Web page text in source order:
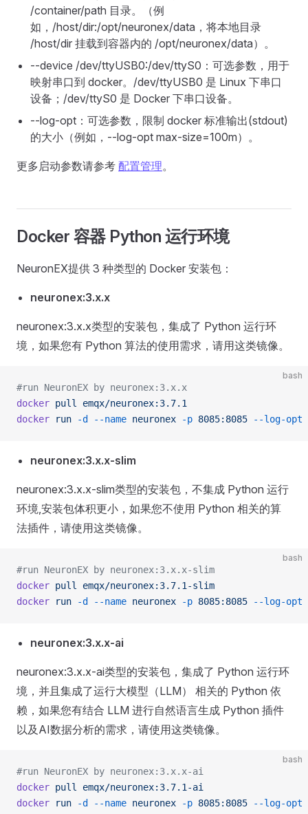
/container/path 目录。（例
如，/host/dir:/opt/neuronex/data，将本地目录
/host/dir 挂载到容器内的 /opt/neuronex/data）。
--device /dev/ttyUSB0:/dev/ttyS0：可选参数，用于
映射串口到 docker。/dev/ttyUSB0 是 Linux 下串口
设备；/dev/ttyS0 是 Docker 下串口设备。
--log-opt：可选参数，限制 docker 标准输出(stdout)
的大小（例如，--log-opt max-size=100m）。
更多启动参数请参考 配置管理。
Docker 容器 Python 运行环境
NeuronEX提供 3 种类型的 Docker 安装包：
neuronex:3.x.x
neuronex:3.x.x类型的安装包，集成了 Python 运行环
境，如果您有 Python 算法的使用需求，请用这类镜像。
bash
#run NeuronEX by neuronex:3.x.x
docker pull
emqx/neuronex:3.7.1
docker run -d --name neuronex -p 8085:8085 --log-opt
neuronex:3.x.x-slim
neuronex:3.x.x-slim类型的安装包，不集成 Python 运行
环境,安装包体积更小，如果您不使用 Python 相关的算
法插件，请使用这类镜像。
bash
#run NeuronEX by neuronex:3.x.x-slim
docker pull
emqx/neuronex:3.7.1-slim
docker run -d --name neuronex -p 8085:8085 --log-opt
neuronex:3.x.x-ai
neuronex:3.x.x-ai类型的安装包，集成了 Python 运行环
境，并且集成了运行大模型（LLM） 相关的 Python 依
赖，如果您有结合 LLM 进行自然语言生成 Python 插件
以及AI数据分析的需求，请使用这类镜像。
bash
#run NeuronEX by neuronex:3.x.x-ai
docker pull
emqx/neuronex:3.7.1-ai
docker run -d --name neuronex -p 8085:8085 --log-opt